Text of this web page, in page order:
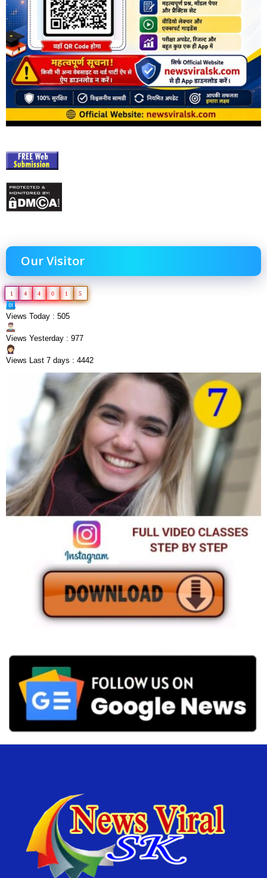
Our Visitor
1 4 4 0 1 5
Views Today : 505
Views Yesterday : 977
Views Last 7 days : 4442